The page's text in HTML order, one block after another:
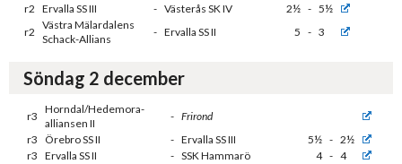
r2 Ervalla SS III - Västerås SK IV 2½ - 5½
r2
Västra Mälardalens
Schack-Allians
- Ervalla SS II 5 - 3
Söndag 2 december
r3
Horndal/Hedemora-
alliansen II
- Frirond
r3
Örebro SS II - Ervalla SS III 5½ - 2½
r3 Ervalla SS II - SSK Hammarö 4 - 4